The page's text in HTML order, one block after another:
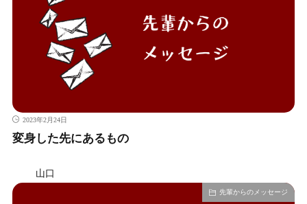
2023年2月24日
変身した先にあるもの
山口
先輩からのメッセージ